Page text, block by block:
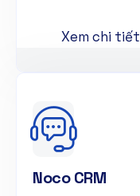
Xem chi tiết
Noco CRM